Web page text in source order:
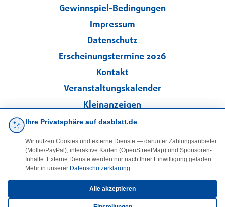
Gewinnspiel-Bedingungen
Impressum
Datenschutz
Erscheinungstermine 2026
Kontakt
Veranstaltungskalender
Kleinanzeigen
Folgen Sie uns!
facebook
Ihre Privatsphäre auf dasblatt.de
Wir nutzen Cookies und externe Dienste — darunter Zahlungsanbieter
(Mollie/PayPal), interaktive Karten (OpenStreetMap) und Sponsoren-
Inhalte. Externe Dienste werden nur nach Ihrer Einwilligung geladen.
Mehr in unserer Datenschutzerklärung.
Alle akzeptieren